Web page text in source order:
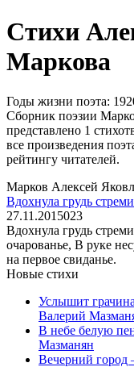
Стихи
Маркова
Годы жизни поэта:
Сборник поэзии
представлено 1
все произведения
рейтингу читателей.
Марков Алексей
Вдохнула грудь
27.11.2015023
Вдохнула грудь
очарованье, В руке
на первое свиданье.
Новые стихи
Услышит
Валерий
В небе белую
Мазманян
Вечерний